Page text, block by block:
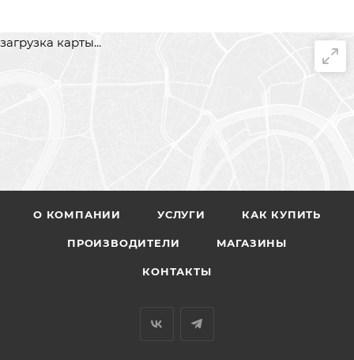
загрузка карты...
О КОМПАНИИ УСЛУГИ КАК КУПИТЬ
ПРОИЗВОДИТЕЛИ МАГАЗИНЫ
КОНТАКТЫ